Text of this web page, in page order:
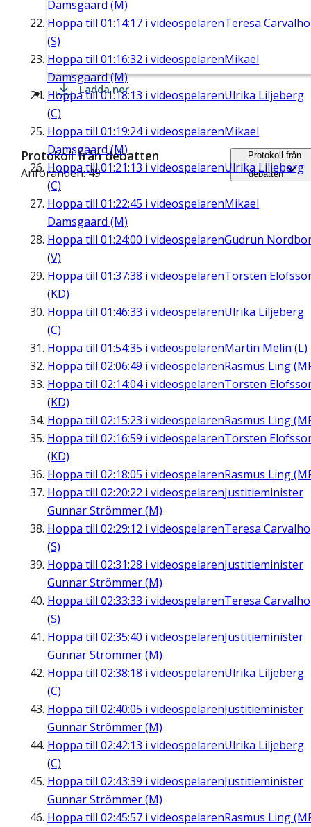
Damsgaard (M)
Hoppa till 01:14:17 i videospelarenTeresa Carvalho
(S)
Hoppa till 01:16:32 i videospelarenMikael
Damsgaard (M)
Hoppa till01:18:13 i videospelarenUlrika Liljeberg
(C)
Hoppa till 01:19:24i videospelarenMikael
Damsgaard (M)
Hoppa till01:21:13 i videospelarenUlrika Liljeberg
(C)
Hoppa till 01:22:45 i videospelarenMikael
Damsgaard (M)
Hoppa till 01:24:00 i videospelarenGudrun
(V)
Hoppa till 01:37:38 i videospelarenTorsten
(KD)
Hoppa till 01:46:33 i videospelarenUlrika Liljeberg
(C)
Hoppa till 01:54:35 i videospelarenMartin Melin (L)
Hoppa till 02:06:49 i videospelarenRasmus Ling
Hoppa till 02:14:04i videospelarenTorsten
(KD)
Hoppa till 02:15:23 i videospelarenRasmus Ling
Hoppa till 02:16:59 i videospelarenTorsten
(KD)
Hoppa till 02:18:05 i videospelarenRasmus Ling
Hoppa till 02:20:22 i videospelarenJustitieminister
Gunnar Strömmer (M)
Hoppa till 02:29:12 i videospelarenTeresa Carvalho
(S)
Hoppa till 02:31:28 i videospelarenJustitieminister
Gunnar Strömmer (M)
Hoppa till 02:33:33 i videospelarenTeresa Carvalho
(S)
Hoppa till 02:35:40 i videospelarenJustitieminister
Gunnar Strömmer (M)
Hoppa till 02:38:18 i videospelarenUlrika Liljeberg
(C)
Hoppa till 02:40:05 i videospelarenJustitieminister
Gunnar Strömmer (M)
Hoppa till 02:42:13 i videospelarenUlrika Liljeberg
(C)
Hoppa till 02:43:39 i videospelarenJustitieminister
Gunnar Strömmer (M)
Hoppa till 02:45:57 i videospelarenRasmus Ling
Ladda ner
Protokoll från debatten
Anföranden: 49
Protokoll från
debatten